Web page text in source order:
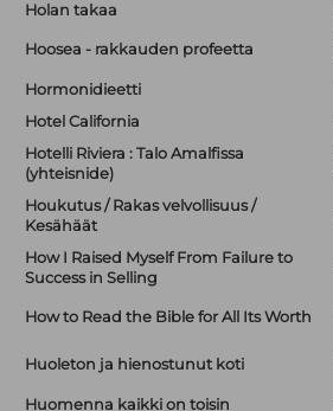
Holan takaa
Hoosea - rakkauden profeetta
Hormonidieetti
Hotel California
Hotelli Riviera : Talo Amalfissa
(yhteisnide)
Houkutus / Rakas velvollisuus /
Kesähäät
How I Raised Myself From Failure to
Success in Selling
How to Read the Bible for All Its Worth
Huoleton ja hienostunut koti
Huomenna kaikki on toisin